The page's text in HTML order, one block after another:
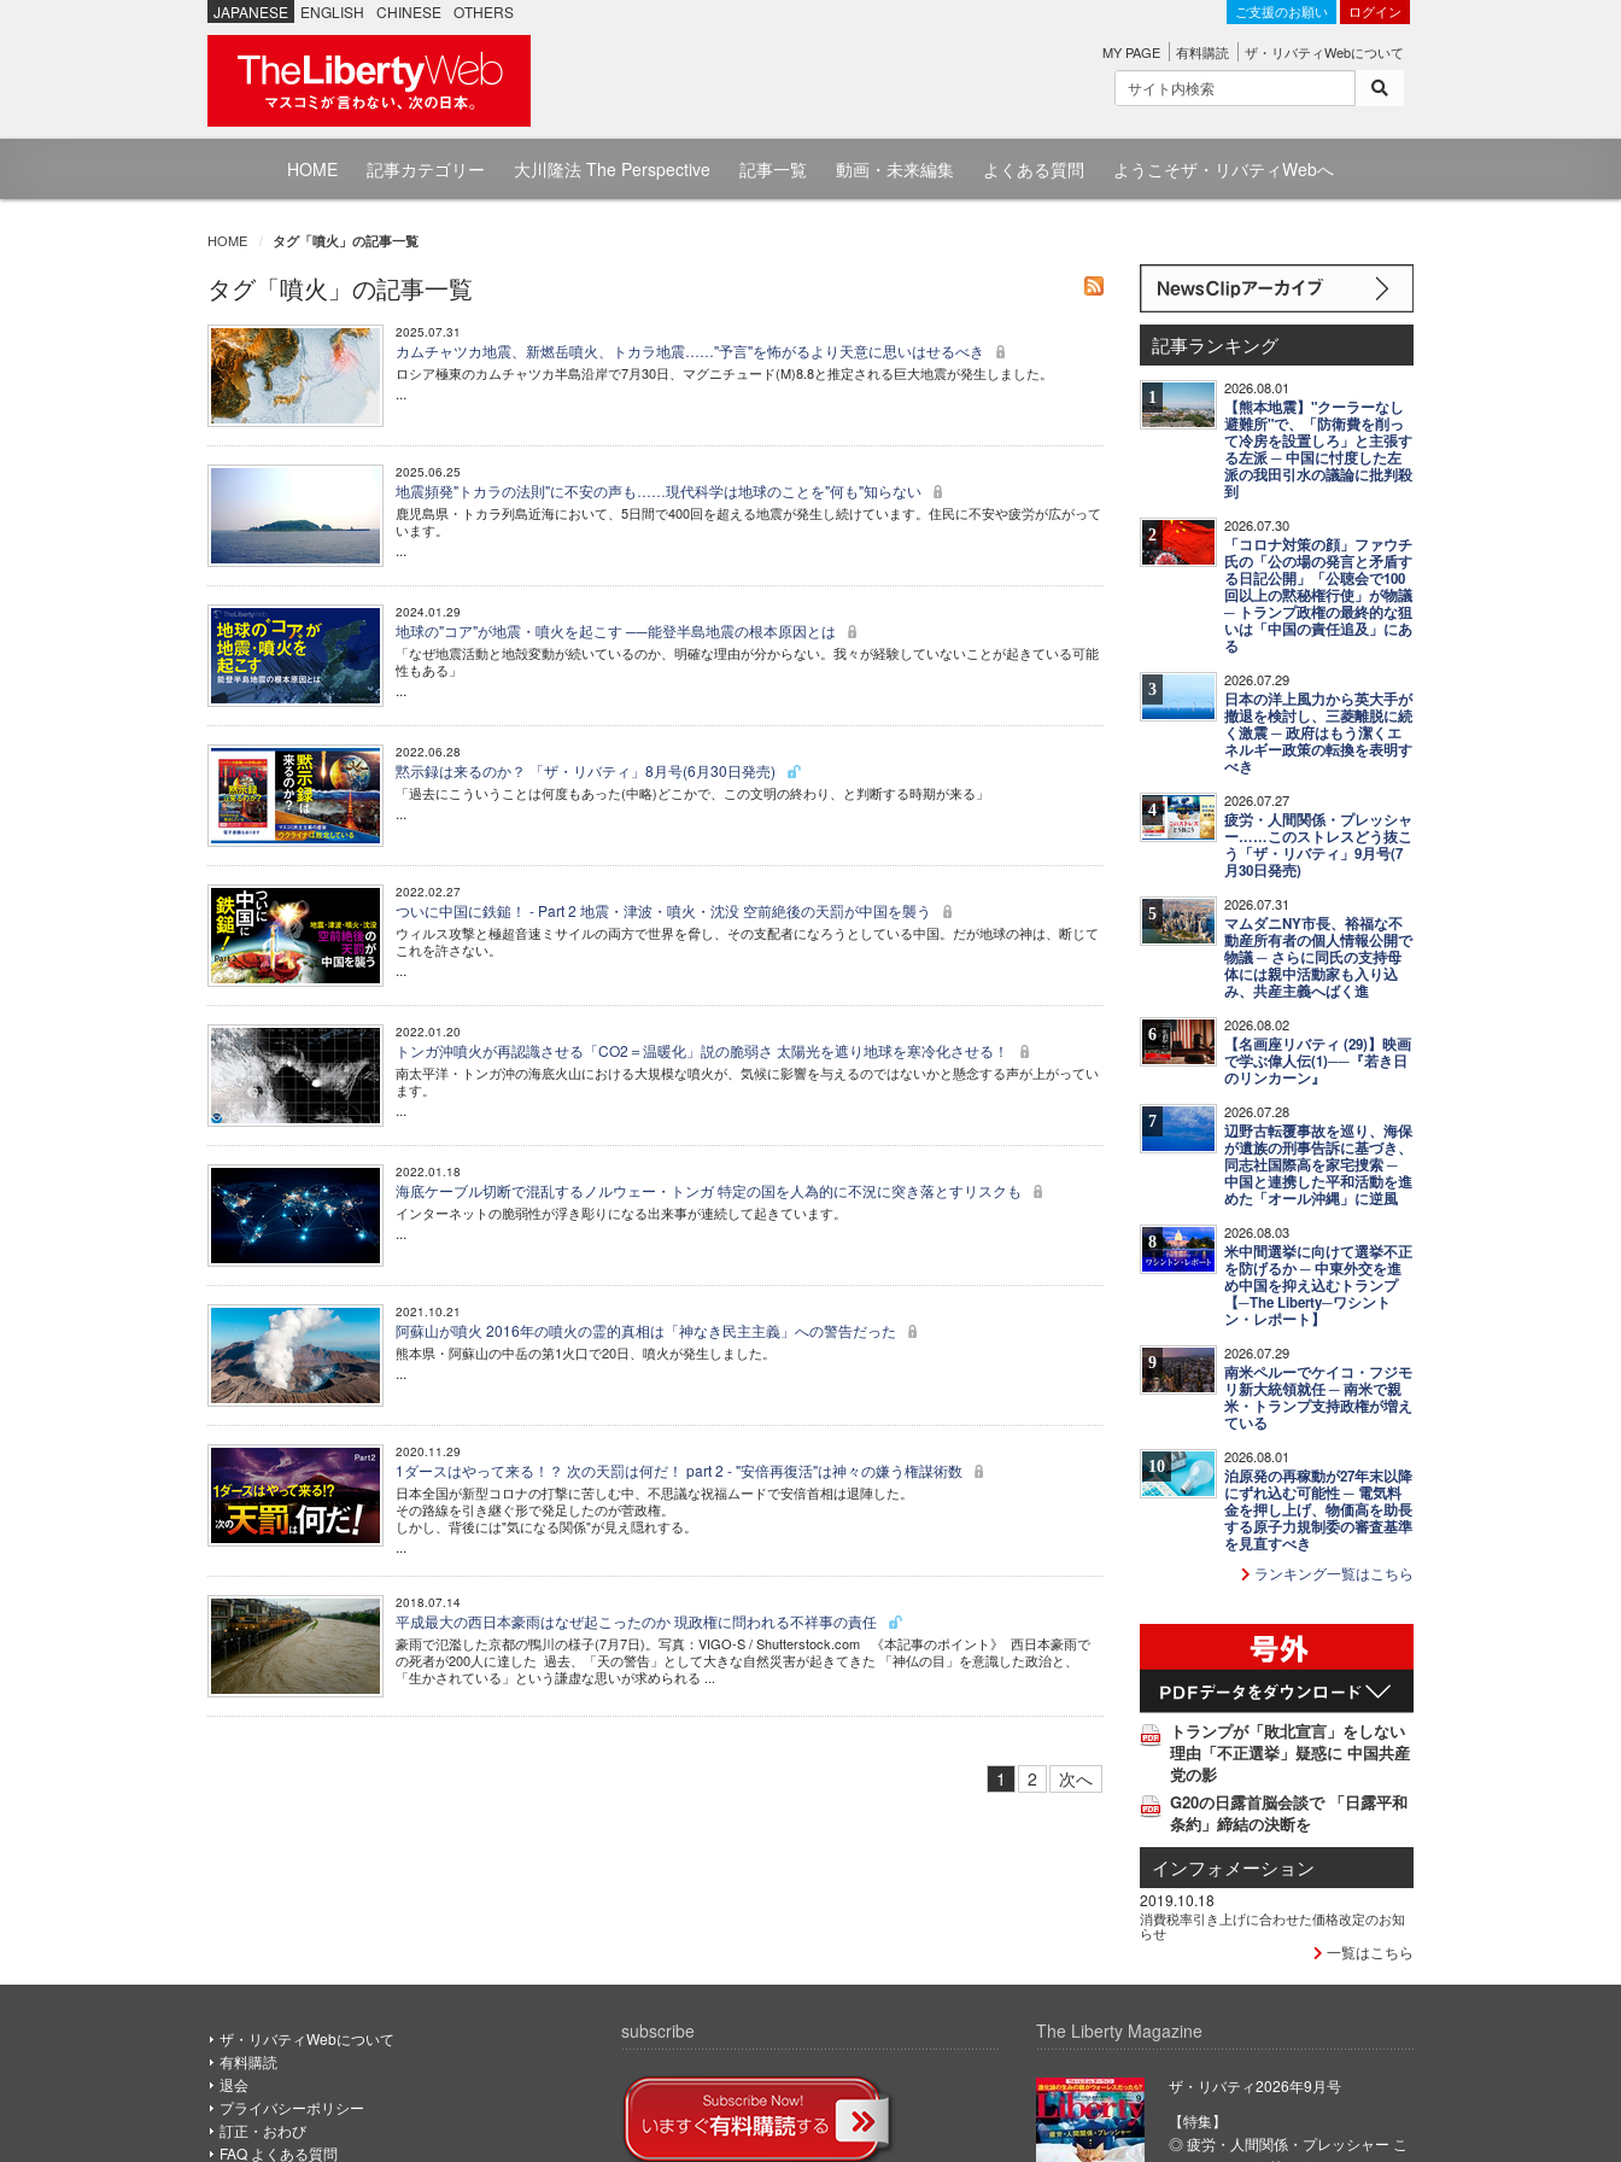
JAPANESE ENGLISH CHINESE OTHERS ご支援のお願い ログイン
MY PAGE 有料購読 ザ・リバティWebについて
HOME 記事カテゴリー 大川隆法 The Perspective 記事一覧 動画・未来編集 よくある質問 ようこそザ・リバティWebへ
HOME タグ「噴火」の記事一覧
タグ「噴火」の記事一覧
2025.07.31
カムチャツカ地震、新燃岳噴火、トカラ地震……"予言"を怖がるより天意に思いはせるべき
ロシア極東のカムチャツカ半島沿岸で7月30日、マグニチュード(M)8.8と推定される巨大地震が発生しました。
...
2025.06.25
地震頻発"トカラの法則"に不安の声も……現代科学は地球のことを"何も"知らない
鹿児島県・トカラ列島近海において、5日間で400回を超える地震が発生し続けています。住民に不安や疲労が広がって
います。
...
2024.01.29
地球の"コア"が地震・噴火を起こす ──能登半島地震の根本原因とは
「なぜ地震活動と地殻変動が続いているのか、明確な理由が分からない。我々が経験していないことが起きている可能
性もある」
...
2022.06.28
黙示録は来るのか？ 「ザ・リバティ」8月号(6月30日発売)
「過去にこういうことは何度もあった(中略)どこかで、この文明の終わり、と判断する時期が来る」
...
2022.02.27
ついに中国に鉄鎚！ - Part 2 地震・津波・噴火・沈没 空前絶後の天罰が中国を襲う
ウィルス攻撃と極超音速ミサイルの両方で世界を脅し、その支配者になろうとしている中国。だが地球の神は、断じて
これを許さない。
...
2022.01.20
トンガ沖噴火が再認識させる「CO2＝温暖化」説の脆弱さ 太陽光を遮り地球を寒冷化させる！
南太平洋・トンガ沖の海底火山における大規模な噴火が、気候に影響を与えるのではないかと懸念する声が上がってい
ます。
...
2022.01.18
海底ケーブル切断で混乱するノルウェー・トンガ 特定の国を人為的に不況に突き落とすリスクも
インターネットの脆弱性が浮き彫りになる出来事が連続して起きています。
...
2021.10.21
阿蘇山が噴火 2016年の噴火の霊的真相は「神なき民主主義」への警告だった
熊本県・阿蘇山の中岳の第1火口で20日、噴火が発生しました。
...
2020.11.29
1ダースはやって来る！？ 次の天罰は何だ！ part 2 - "安倍再復活"は神々の嫌う権謀術数
日本全国が新型コロナの打撃に苦しむ中、不思議な祝福ムードで安倍首相は退陣した。
その路線を引き継ぐ形で発足したのが菅政権。
しかし、背後には"気になる関係"が見え隠れする。
...
2018.07.14
平成最大の西日本豪雨はなぜ起こったのか 現政権に問われる不祥事の責任
豪雨で氾濫した京都の鴨川の様子(7月7日)。写真：VIGO-S / Shutterstock.com 《本記事のポイント》 西日本豪雨で
の死者が200人に達した 過去、「天の警告」として大きな自然災害が起きてきた 「神仏の目」を意識した政治と、
「生かされている」という謙虚な思いが求められる ...
1 2 次へ
記事ランキング
1 2026.08.01
【熊本地震】"クーラーなし
避難所"で、「防衛費を削っ
て冷房を設置しろ」と主張す
る左派 ─ 中国に忖度した左
派の我田引水の議論に批判殺
到
2 2026.07.30
「コロナ対策の顔」ファウチ
氏の「公の場の発言と矛盾す
る日記公開」「公聴会で100
回以上の黙秘権行使」が物議
─ トランプ政権の最終的な狙
いは「中国の責任追及」にあ
る
3 2026.07.29
日本の洋上風力から英大手が
撤退を検討し、三菱離脱に続
く激震 ─ 政府はもう潔くエ
ネルギー政策の転換を表明す
べき
4 2026.07.27
疲労・人間関係・プレッシャ
ー……このストレスどう抜こ
う「ザ・リバティ」9月号(7
月30日発売)
5 2026.07.31
マムダニNY市長、裕福な不
動産所有者の個人情報公開で
物議 ─ さらに同氏の支持母
体には親中活動家も入り込
み、共産主義へばく進
6 2026.08.02
【名画座リバティ (29)】映画
で学ぶ偉人伝(1)──『若き日
のリンカーン』
7 2026.07.28
辺野古転覆事故を巡り、海保
が遺族の刑事告訴に基づき、
同志社国際高を家宅捜索 ─
中国と連携した平和活動を進
めた「オール沖縄」に逆風
8 2026.08.03
米中間選挙に向けて選挙不正
を防げるか ─ 中東外交を進
め中国を抑え込むトランプ
【─The Liberty─ワシント
ン・レポート】
9 2026.07.29
南米ペルーでケイコ・フジモ
リ新大統領就任 ─ 南米で親
米・トランプ支持政権が増え
ている
10 2026.08.01
泊原発の再稼動が27年末以降
にずれ込む可能性 ─ 電気料
金を押し上げ、物価高を助長
する原子力規制委の審査基準
を見直すべき
ランキング一覧はこちら
トランプが「敗北宣言」をしない
理由「不正選挙」疑惑に 中国共産
党の影
G20の日露首脳会談で 「日露平和
条約」締結の決断を
インフォメーション
2019.10.18
消費税率引き上げに合わせた価格改定のお知
らせ
一覧はこちら
ザ・リバティWebについて
有料購読
退会
プライバシーポリシー
訂正・おわび
FAQ よくある質問
subscribe The Liberty Magazine
ザ・リバティ2026年9月号
【特集】
◎ 疲労・人間関係・プレッシャー こ